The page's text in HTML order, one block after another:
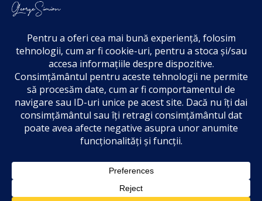
Politica cookies
Acordul de markting
Disclaimer
2